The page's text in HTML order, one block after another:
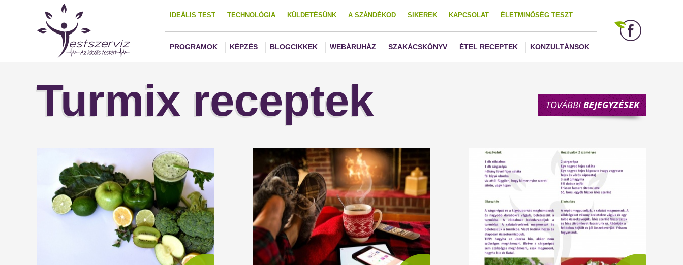
IDEÁLIS TEST TECHNOLÓGIA KÜLDETÉSÜNK A SZÁNDÉKOD SIKEREK KAPCSOLAT ÉLETMINŐSÉG TESZT
PROGRAMOK KÉPZÉS BLOGCIKKEK WEBÁRUHÁZ SZAKÁCSKÖNYV ÉTEL RECEPTEK KONZULTÁNSOK
Turmix receptek TOVÁBBIBEJEGYZÉSEK